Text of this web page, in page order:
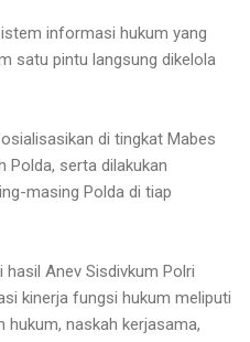
informasi hukum yang
satu pintu langsung dikelola
di tingkat Mabes
Polda, serta dilakukan
masing Polda di tiap
Anev Sisdivkum Polri
kinerja fungsi hukum meliputi
hukum, naskah kerjasama,